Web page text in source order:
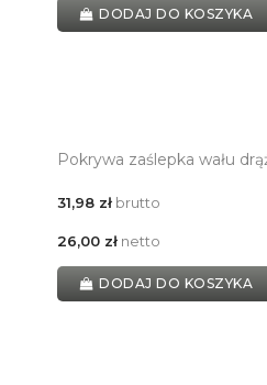
DODAJ DO KOSZYKA
Pokrywa zaślepka wału
31,98 złbrutto
26,00 złnetto
DODAJ DO KOSZYKA